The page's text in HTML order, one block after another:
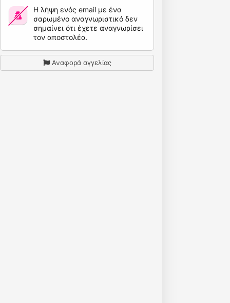
Η λήψη ενός email με ένα
σαρωμένο αναγνωριστικό δεν
σημαίνει ότι έχετε αναγνωρίσει
τον αποστολέα.
Αναφορά αγγελίας